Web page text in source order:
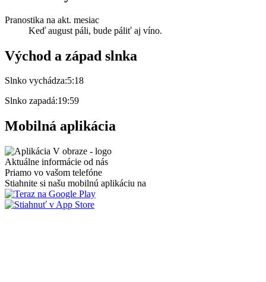
Pranostika na akt. mesiac
Keď august páli, bude páliť aj víno.
Východ a západ slnka
Slnko vychádza:5:18
Slnko zapadá:19:59
Mobilná aplikácia
Aktuálne informácie od nás
Priamo vo vašom telefóne
Stiahnite si našu mobilnú aplikáciu na